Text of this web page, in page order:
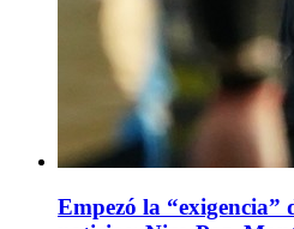
Empezó la “exigencia”